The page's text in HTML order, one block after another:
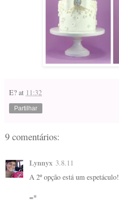
E? at 11:32
Partilhar
9 comentários:
Lynnyx 3.8.11
A 2º opção está um espetáculo!
=*